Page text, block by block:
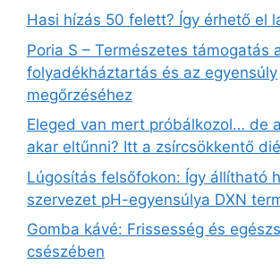
Hasi hízás 50 felett? Így érhető el
Poria S – Természetes támogatás
folyadékháztartás és az egyensúly
megőrzéséhez
Eleged van mert próbálkozol… de
akar eltűnni? Itt a zsírcsökkentő
Lúgosítás felsőfokon: Így állítható
szervezet pH-egyensúlya DXN
Gomba kávé: Frissesség és
csészében